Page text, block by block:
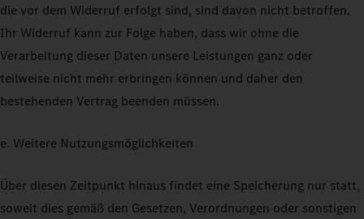
die vor dem Widerruf erfolgt sind, sind davon nicht betroffen.
Ihr Widerruf kann zur Folge haben, dass wir ohne die
Verarbeitung dieser Daten unsere Leistungen ganz oder
teilweise nicht mehr erbringen können und daher den
bestehenden Vertrag beenden müssen.
e. Weitere Nutzungsmöglichkeiten
Über diesen Zeitpunkt hinaus findet eine Speicherung nur statt,
soweit dies gemäß den Gesetzen, Verordnungen oder sonstigen